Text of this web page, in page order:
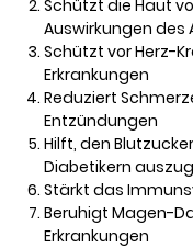
Schützt die Haut
Auswirkungen des
Schützt vor Herz-
Erkrankungen
Reduziert
Entzündungen
Hilft, den
Diabetikern
Stärkt das
Beruhigt Magen-
Erkrankungen